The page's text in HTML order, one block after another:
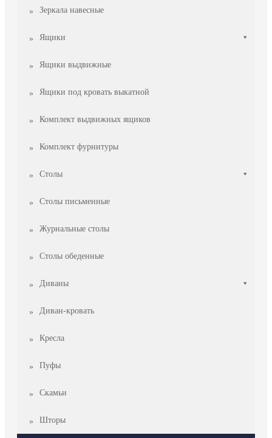
Зеркала навесные
Ящики
Ящики выдвижные
Ящики под кровать выкатной
Комплект выдвижных ящиков
Комплект фурнитуры
Столы
Столы письменные
Журнальные cтолы
Столы обеденные
Диваны
Диван-кровать
Кресла
Пуфы
Скамьи
Шторы